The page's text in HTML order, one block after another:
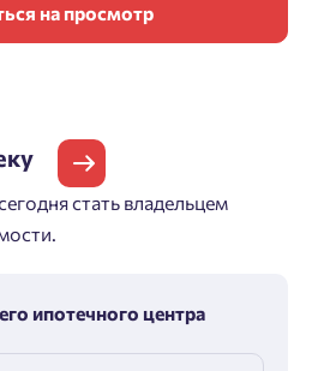
на просмотр
стать владельцем
ипотечного центра